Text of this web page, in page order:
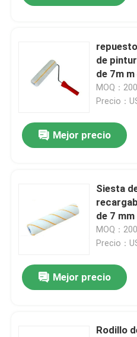
de
de 7m
emulsión
MOQ：
Precio：
Mejor precio
Siesta
de 7
MOQ：
Precio：
Mejor precio
Rodillo